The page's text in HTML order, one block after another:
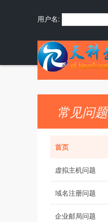
用户名:
常见问题
首页
虚拟主机问题
域名注册问题
企业邮局问题